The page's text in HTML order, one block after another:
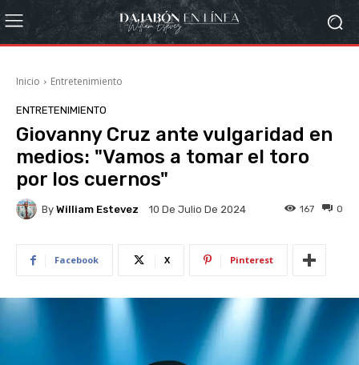
Inicio Entretenimiento
ENTRETENIMIENTO
Giovanny Cruz ante vulgaridad en
medios: "Vamos a tomar el toro
por los cuernos"
By William Estevez 10 De Julio De 2024 0
167
Facebook X Pinterest